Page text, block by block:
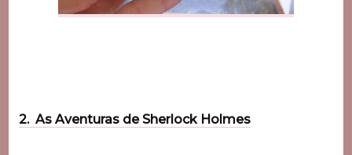
2. As Aventuras de Sherlock Holmes